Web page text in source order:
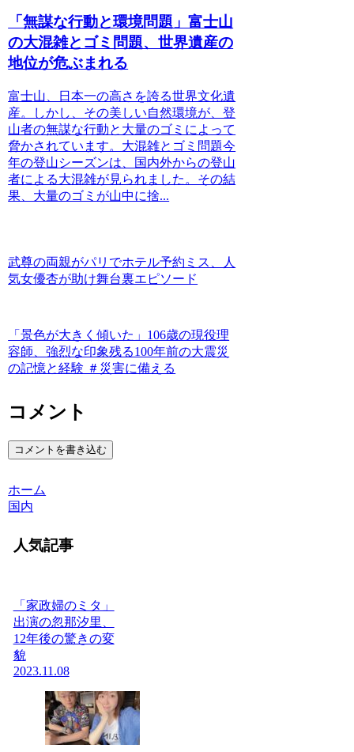
「無謀な行動と環境問題」富士山
の大混雑とゴミ問題、世界遺産の
地位が危ぶまれる
富士山、日本一の高さを誇る世界文化遺
産。しかし、その美しい自然環境が、登
山者の無謀な行動と大量のゴミによって
脅かされています。大混雑とゴミ問題今
年の登山シーズンは、国内外からの登山
者による大混雑が見られました。その結
果、大量のゴミが山中に捨...
武尊の両親がパリでホテル予約ミス、人
気女優杏が助け舞台裏エピソード
「景色が大きく傾いた」106歳の現役理
容師、強烈な印象残る100年前の大震災
の記憶と経験 ＃災害に備える
コメント
コメントを書き込む
ホーム
国内
人気記事
「家政婦のミタ」
出演の忽那汐里、
12年後の驚きの変
貌
2023.11.08